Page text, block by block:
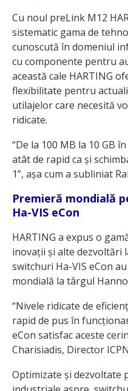
Cu noul preLink M12
sistematic gama de
cunoscută în domeniul
cu componente pentru
această cale HARTING
flexibilitate pentru
utilajelor care necesită
ridicate.
“De la 100 MB la 10 GB
atât de rapid ca și
1”, așa cum a subliniat
Premieră mondială
Ha-VIS eCon
HARTING a expus o
inovații și alte dezvoltări
switchuri Ha-VIS eCon
mondială la târgul
“Nivele ridicate de
rapid de pus în
eCon satisfac aceste
Charisiadis, Director
Optimizate și dezvoltate